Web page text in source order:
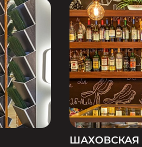
ШАХОВСКАЯ